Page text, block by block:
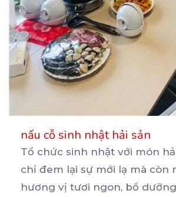
nấu cỗ sinh nhật hải sản
Tổ chức sinh nhật với món
chỉ đem lại sự mới lạ mà còn
hương vị tươi ngon, bổ